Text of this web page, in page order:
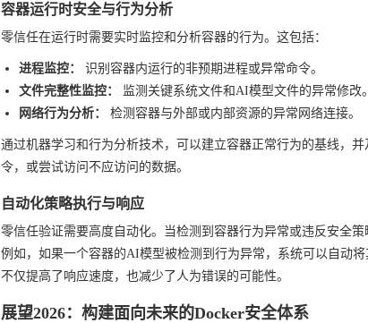
容器运行时安全与行为分析
零信任在运行时需要实时监控和分析容器的行为。这包括：
进程监控：
识别容器内运行的非预期进程或异常命令。
文件完整性监控：
监测关键系统文件和AI模型文件的异常修改。
网络行为分析：
检测容器与外部或内部资源的异常网络连接。
通过机器学习和行为分析技术，可以建立容器正常行为的基线，
令，或尝试访问不应访问的数据。
自动化策略执行与响应
零信任验证需要高度自动化。当检测到容器行为异常或违反安全
例如，如果一个容器的AI模型被检测到行为异常，系统可以自动
不仅提高了响应速度，也减少了人为错误的可能性。
展望2026：构建面向未来的Docker安全体系